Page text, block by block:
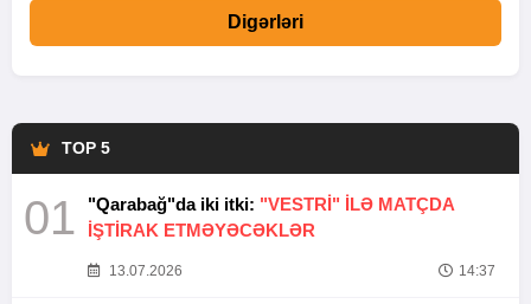
Digərləri
TOP 5
01 "Qarabağ"da iki itki: "VESTRİ" İLƏ MATÇDA
İŞTİRAK ETMƏYƏCƏKLƏR
13.07.2026 14:37